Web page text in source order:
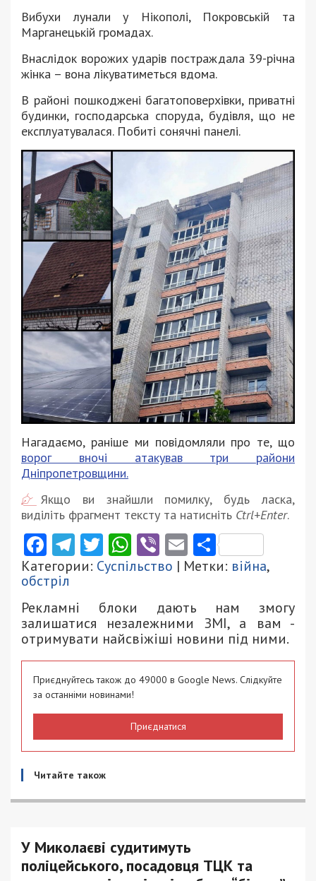
Вибухи лунали у Нікополі, Покровській та
Марганецькій громадах.
Внаслідок ворожих ударів постраждала 39-річна
жінка – вона лікуватиметься вдома.
В районі пошкоджені багатоповерхівки, приватні
будинки, господарська споруда, будівля, що не
експлуатувалася. Побиті сонячні панелі.
Нагадаємо, раніше ми повідомляли про те, що
ворог вночі атакував три райони
Дніпропетровщини.
Якщо ви знайшли помилку, будь ласка,
виділіть фрагмент тексту та натисніть Ctrl+Enter.
Facebook
Telegram
Twitter
WhatsApp
ViberEmail
Категории: Суспільство | Метки: війна,
обстріл
Рекламні блоки дають нам змогу
залишатися незалежними ЗМІ, а вам -
отримувати найсвіжіші новини під ними.
Приєднуйтесь також до 49000 в Google News. Слідкуйте
за останніми новинами!
Приєднатися
Читайте також
У Миколаєві судитимуть
поліцейського, посадовця ТЦК та